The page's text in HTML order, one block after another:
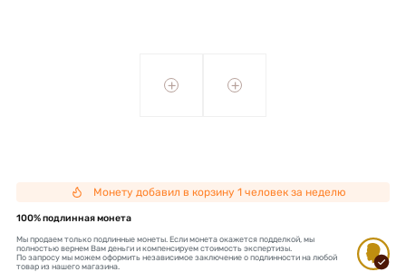
+ +
Монету добавил в корзину 1 человек за неделю
100% подлинная монета
Мы продаем только подлинные монеты. Если монета окажется подделкой, мы
полностью вернем Вам деньги и компенсируем стоимость экспертизы.
По запросу мы можем оформить независимое заключение о подлинности на любой
товар из нашего магазина.